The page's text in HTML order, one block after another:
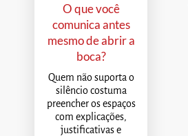
O que você
comunica antes
mesmo de abrir a
boca?
Quem não suporta o
silêncio costuma
preencher os espaços
com explicações,
justificativas e